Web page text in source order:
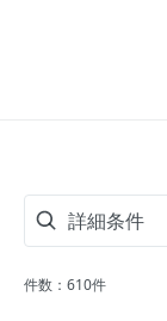
詳細条件
件数： 610件